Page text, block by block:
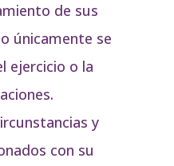
de sus
únicamente se
ejercicio o la
y
con su